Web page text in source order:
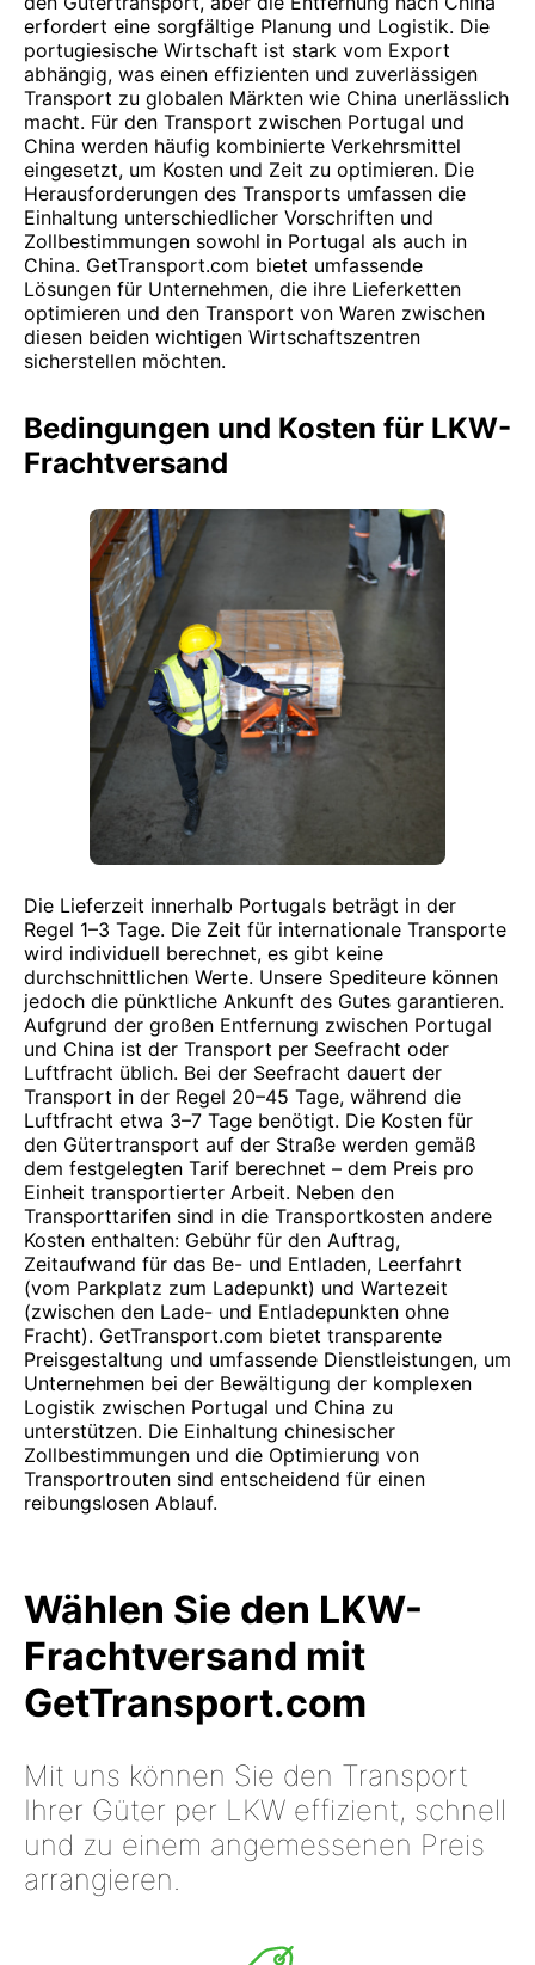
erfordert eine sorgfältige Planung und Logistik. Die
portugiesische Wirtschaft ist stark vom Export
abhängig, was einen effizienten und zuverlässigen
Transport zu globalen Märkten wie China unerlässlich
macht. Für den Transport zwischen Portugal und
China werden häufig kombinierte Verkehrsmittel
eingesetzt, um Kosten und Zeit zu optimieren. Die
Herausforderungen des Transports umfassen die
Einhaltung unterschiedlicher Vorschriften und
Zollbestimmungen sowohl in Portugal als auch in
China. GetTransport.com bietet umfassende
Lösungen für Unternehmen, die ihre Lieferketten
optimieren und den Transport von Waren zwischen
diesen beiden wichtigen Wirtschaftszentren
sicherstellen möchten.
Bedingungen und Kosten für LKW-
Frachtversand
Die Lieferzeit innerhalb Portugals beträgt in der
Regel 1–3 Tage. Die Zeit für internationale Transporte
wird individuell berechnet, es gibt keine
durchschnittlichen Werte. Unsere Spediteure können
jedoch die pünktliche Ankunft des Gutes garantieren.
Aufgrund der großen Entfernung zwischen Portugal
und China ist der Transport per Seefracht oder
Luftfracht üblich. Bei der Seefracht dauert der
Transport in der Regel 20–45 Tage, während die
Luftfracht etwa 3–7 Tage benötigt. Die Kosten für
den Gütertransport auf der Straße werden gemäß
dem festgelegten Tarif berechnet – dem Preis pro
Einheit transportierter Arbeit. Neben den
Transporttarifen sind in die Transportkosten andere
Kosten enthalten: Gebühr für den Auftrag,
Zeitaufwand für das Be- und Entladen, Leerfahrt
(vom Parkplatz zum Ladepunkt) und Wartezeit
(zwischen den Lade- und Entladepunkten ohne
Fracht). GetTransport.com bietet transparente
Preisgestaltung und umfassende Dienstleistungen, um
Unternehmen bei der Bewältigung der komplexen
Logistik zwischen Portugal und China zu
unterstützen. Die Einhaltung chinesischer
Zollbestimmungen und die Optimierung von
Transportrouten sind entscheidend für einen
reibungslosen Ablauf.
Wählen Sie den LKW-
Frachtversand mit
GetTransport.com
Mit uns können Sie den Transport
Ihrer Güter per LKW effizient, schnell
und zu einem angemessenen Preis
arrangieren.